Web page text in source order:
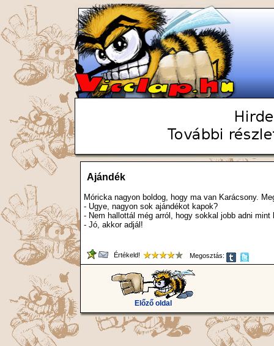
Ajándék
Móricka nagyon boldog, hogy ma van Karácsony.
- Ugye, nagyon sok ajándékot kapok?
- Nem hallottál még arról, hogy sokkal jobb adni mint
- Jó, akkor adjál!
Értékeld! Megosztás:
Előző oldal